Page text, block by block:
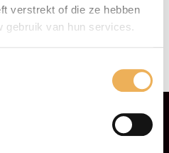
verstrekt of die ze hebben
gebruik van hun services.